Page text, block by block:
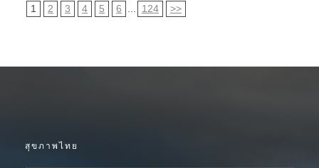
1 2 3 4 5 6 124 >>
สุขภาพไทย